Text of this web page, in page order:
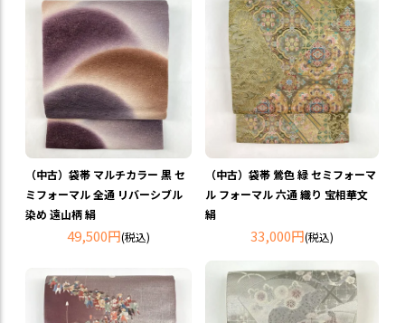
（中古）袋帯 マルチカラー 黒 セ
ミフォーマル 全通 リバーシブル
染め 遠山柄 絹
49,500円(税込)
（中古）袋帯 鶯色 緑 セミフォーマ
ル フォーマル 六通 織り 宝相華文
絹
33,000円(税込)